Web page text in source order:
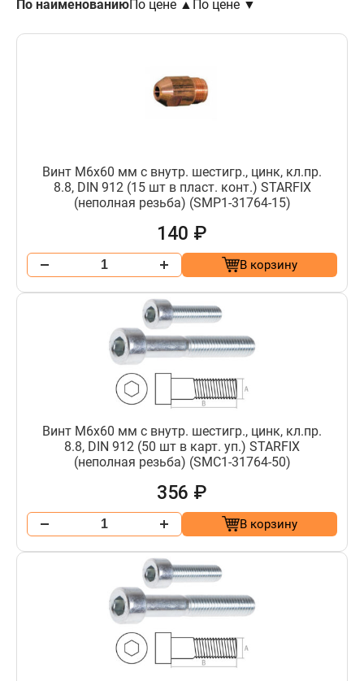
По наименованиюПо цене ▲ По цене ▼
Винт М6х60 мм с внутр. шестигр., цинк, кл.пр.
8.8, DIN 912 (15 шт в пласт. конт.) STARFIX
(неполная резьба) (SMP1-31764-15)
140 ₽
В корзину
Винт М6х60 мм с внутр. шестигр., цинк, кл.пр.
8.8, DIN 912 (50 шт в карт. уп.) STARFIX
(неполная резьба) (SMC1-31764-50)
356 ₽
В корзину